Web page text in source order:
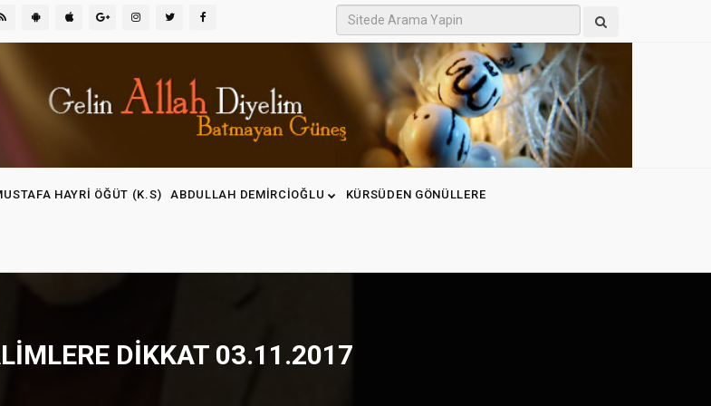
HAYRI ÖĞÜT (K.S) ABDULLAH DEMIRCIOĞLU KÜRSÜDEN GÖNÜLLERE
DIKKAT 03.11.2017